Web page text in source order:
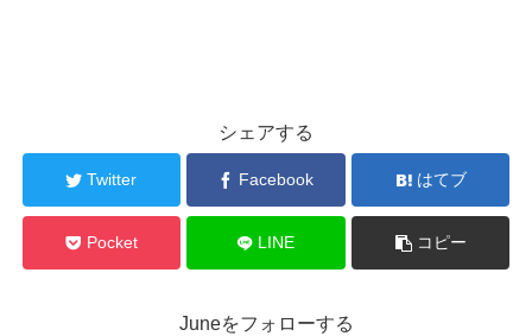
シェアする
Twitter Facebook はてブ
Pocket LINE コピー
Juneをフォローする